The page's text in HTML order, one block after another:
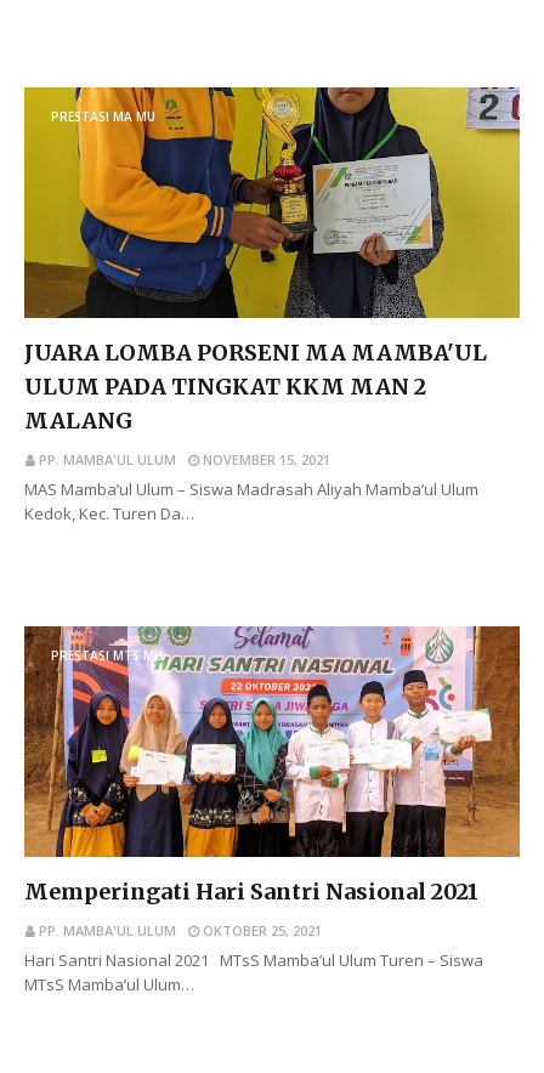
PRESTASI MA MU
JUARA LOMBA PORSENI MA MAMBA'UL
ULUM PADA TINGKAT KKM MAN 2
MALANG
PP. MAMBA'UL ULUM NOVEMBER 15, 2021
MAS Mamba’ul Ulum – Siswa Madrasah Aliyah Mamba’ul Ulum
Kedok, Kec. Turen Da…
PRESTASI MTS MU
Memperingati Hari Santri Nasional 2021
PP. MAMBA'UL ULUM OKTOBER 25, 2021
Hari Santri Nasional 2021 MTsS Mamba’ul Ulum Turen – Siswa
MTsS Mamba’ul Ulum…